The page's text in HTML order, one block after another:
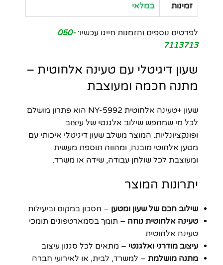
זמינות במלאי
לפרטים נוספים והזמנות חייגו עכשיו: 050-
7113713
שעון דיגיטלי עם טעינה אלחוטית –
מתנה חכמה ומעוצבת
שעון +טעינה אלחוטית NY-5992 הוא פתרון מושלם
לכל מי שמחפש שילוב אלגנטי של עיצוב
ופונקציונליות. המוצר משלב שעון דיגיטלי איכותי עם
מטען אלחוטי מובנה, ומהווה תוספת מעשית
ומעוצבת לכל שולחן עבודה, שידה או משרד.
יתרונות המוצר
שילוב חכם של שעון ומטען – חסכון במקום וביעילות
טעינה אלחוטית נוחה – תומך בסמארטפונים תומכי
טעינה אלחוטית
עיצוב מודרני ואלגנטי – מתאים לכל סגנון עיצוב
מתנה מושלמת – למשרד, לבית, או לאירועי חברה